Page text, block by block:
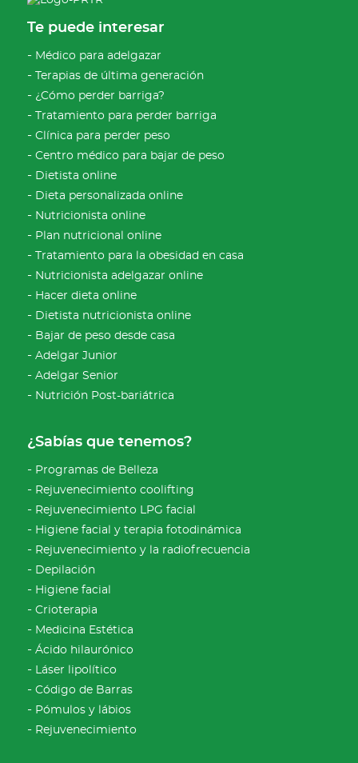
Te puede interesar
Médico para adelgazar
Terapias de última generación
¿Cómo perder barriga?
Tratamiento para perder barriga
Clínica para perder peso
Centro médico para bajar de peso
Dietista online
Dieta personalizada online
Nutricionista online
Plan nutricional online
Tratamiento para la obesidad en casa
Nutricionista adelgazar online
Hacer dieta online
Dietista nutricionista online
Bajar de peso desde casa
Adelgar Junior
Adelgar Senior
Nutrición Post-bariátrica
¿Sabías que tenemos?
Programas de Belleza
Rejuvenecimiento coolifting
Rejuvenecimiento LPG facial
Higiene facial y terapia fotodinámica
Rejuvenecimiento y la radiofrecuencia
Depilación
Higiene facial
Crioterapia
Medicina Estética
Ácido hilaurónico
Láser lipolítico
Código de Barras
Pómulos y lábios
Rejuvenecimiento